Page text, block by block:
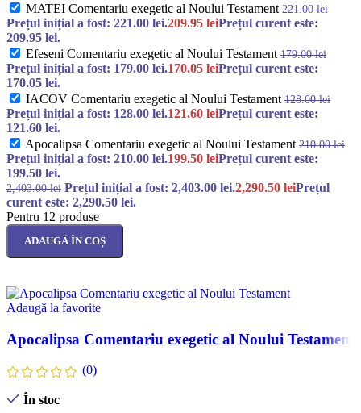
MATEI Comentariu exegetic al Noului Testament 221.00lei
Prețul inițial a fost: 221.00 lei.209.95 leiPrețul curent este:
209.95 lei.
Efeseni Comentariu exegetic al Noului Testament 179.00lei
Prețul inițial a fost: 179.00 lei.170.05 leiPrețul curent este:
170.05 lei.
IACOV Comentariu exegetic al Noului Testament 128.00lei
Prețul inițial a fost: 128.00 lei.121.60 leiPrețul curent este:
121.60 lei.
Apocalipsa Comentariu exegetic al Noului Testament 210.00lei
Prețul inițial a fost: 210.00 lei.199.50 leiPrețul curent este:
199.50 lei.
2,403.00lei Prețul inițial a fost: 2,403.00 lei.2,290.50 leiPrețul
curent este: 2,290.50 lei.
Pentru 12 produse
ADAUGĂ ÎN COȘ
Adaugă la favorite
Apocalipsa Comentariu exegetic al Noului Testament
(0)
În stoc